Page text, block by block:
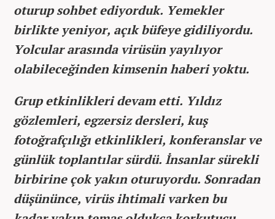
oturup sohbet ediyorduk. Yemekler
birlikte yeniyor, açık büfeye gidiliyordu.
Yolcular arasında virüsün yayılıyor
olabileceğinden kimsenin haberi yoktu.
Grup etkinlikleri devam etti. Yıldız
gözlemleri, egzersiz dersleri, kuş
fotoğrafçılığı etkinlikleri, konferanslar ve
günlük toplantılar sürdü. İnsanlar sürekli
birbirine çok yakın oturuyordu. Sonradan
düşününce, virüs ihtimali varken bu